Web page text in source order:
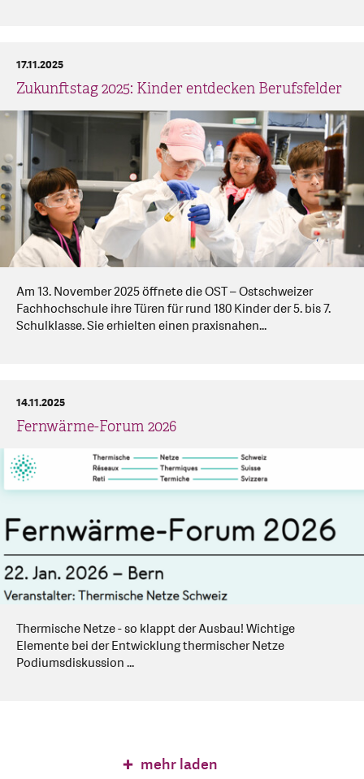
Zukunftstag 2025: Kinder entdecken Berufsfelder
17.11.2025
Am 13. November 2025 öffnete die OST – Ostschweizer
Fachhochschule ihre Türen für rund 180 Kinder der 5. bis 7.
Schulklasse. Sie erhielten einen praxisnahen...
Fernwärme-Forum 2026
14.11.2025
Thermische Netze - so klappt der Ausbau! Wichtige
Elemente bei der Entwicklung thermischer Netze
Podiumsdiskussion ...
mehr laden